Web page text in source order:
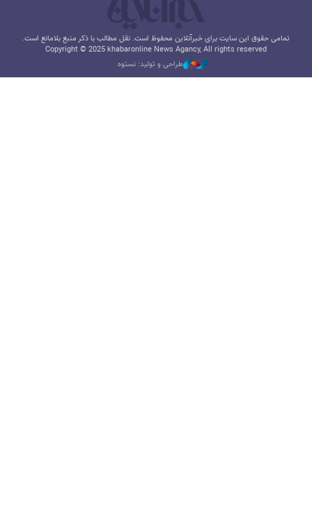
تمامی حقوق این سایت برای خبرآنلاین محفوظ است. نقل مطالب با ذکر منبع بلامانع است.
Copyright © 2025 khabaronline News Agancy, All rights reserved
طراحی و تولید: نستوه